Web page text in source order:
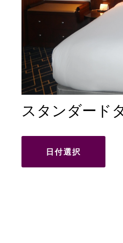
スタンダード
日付選択